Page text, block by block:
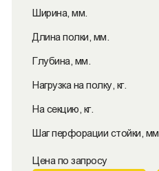
Ширина, мм.
Длина полки, мм.
Глубина, мм.
Нагрузка на полку, кг.
На секцию, кг.
Шаг перфорации стойки, мм.
Цена по запросу